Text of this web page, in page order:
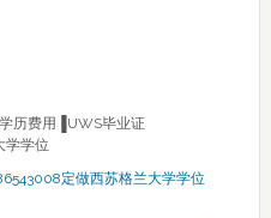
历费用▐UWS毕业证
学学位
定做西苏格兰大学学位